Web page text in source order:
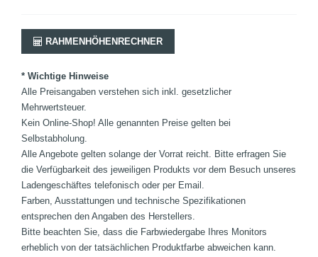
RAHMENHÖHENRECHNER
* Wichtige Hinweise
Alle Preisangaben verstehen sich inkl. gesetzlicher
Mehrwertsteuer.
Kein Online-Shop! Alle genannten Preise gelten bei
Selbstabholung.
Alle Angebote gelten solange der Vorrat reicht. Bitte erfragen Sie
die Verfügbarkeit des jeweiligen Produkts vor dem Besuch unseres
Ladengeschäftes telefonisch oder per Email.
Farben, Ausstattungen und technische Spezifikationen
entsprechen den Angaben des Herstellers.
Bitte beachten Sie, dass die Farbwiedergabe Ihres Monitors
erheblich von der tatsächlichen Produktfarbe abweichen kann.